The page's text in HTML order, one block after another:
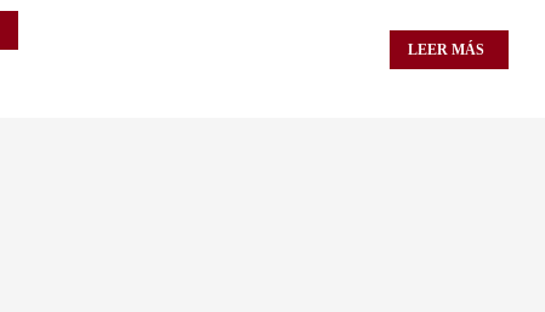
LEER MÁS